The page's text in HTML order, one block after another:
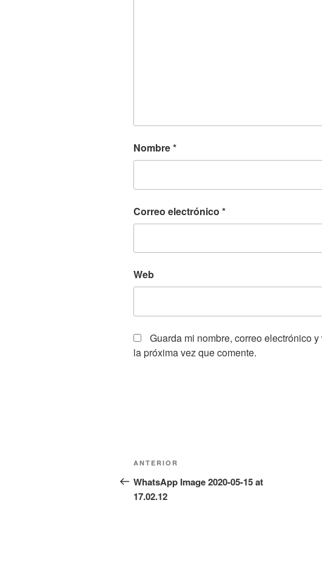
Nombre*
Correo electrónico *
Web
Guarda mi nombre, correo electrónico
la próxima vez que comente.
Navegación
de
entradas
Entrada
anterior:
ANTERIOR
WhatsApp Image 2020-05-15 at
17.02.12